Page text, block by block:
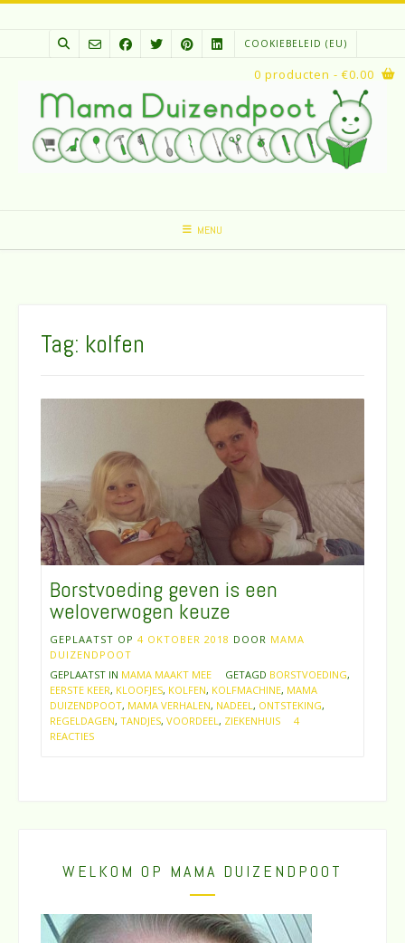
Spring
COOKIEBELEID (EU)
MENU
0 producten - €0.00
Tag: kolfen
Borstvoeding geven is een
weloverwogen keuze
GEPLAATST OP 4 OKTOBER 2018 DOOR MAMA
DUIZENDPOOT
GEPLAATST IN MAMA MAAKT MEE GETAGD BORSTVOEDING,
EERSTE KEER, KLOOFJES, KOLFEN, KOLFMACHINE, MAMA
DUIZENDPOOT, MAMA VERHALEN, NADEEL , ONTSTEKING,
REGELDAGEN, TANDJES, VOORDEEL , ZIEKENHUIS
4
REACTIES
WELKOM OP MAMA DUIZENDPOOT